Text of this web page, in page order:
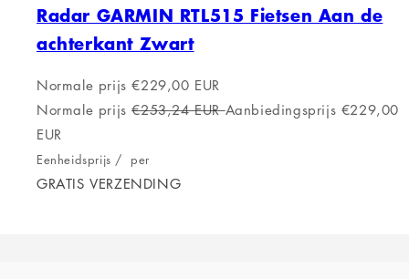
Radar GARMIN RTL515 Fietsen Aan de
achterkant Zwart
Normale prijs €229,00 EUR
Normale prijs €253,24 EURAanbiedingsprijs €229,00
EUR
Eenheidsprijs / per
GRATIS VERZENDING